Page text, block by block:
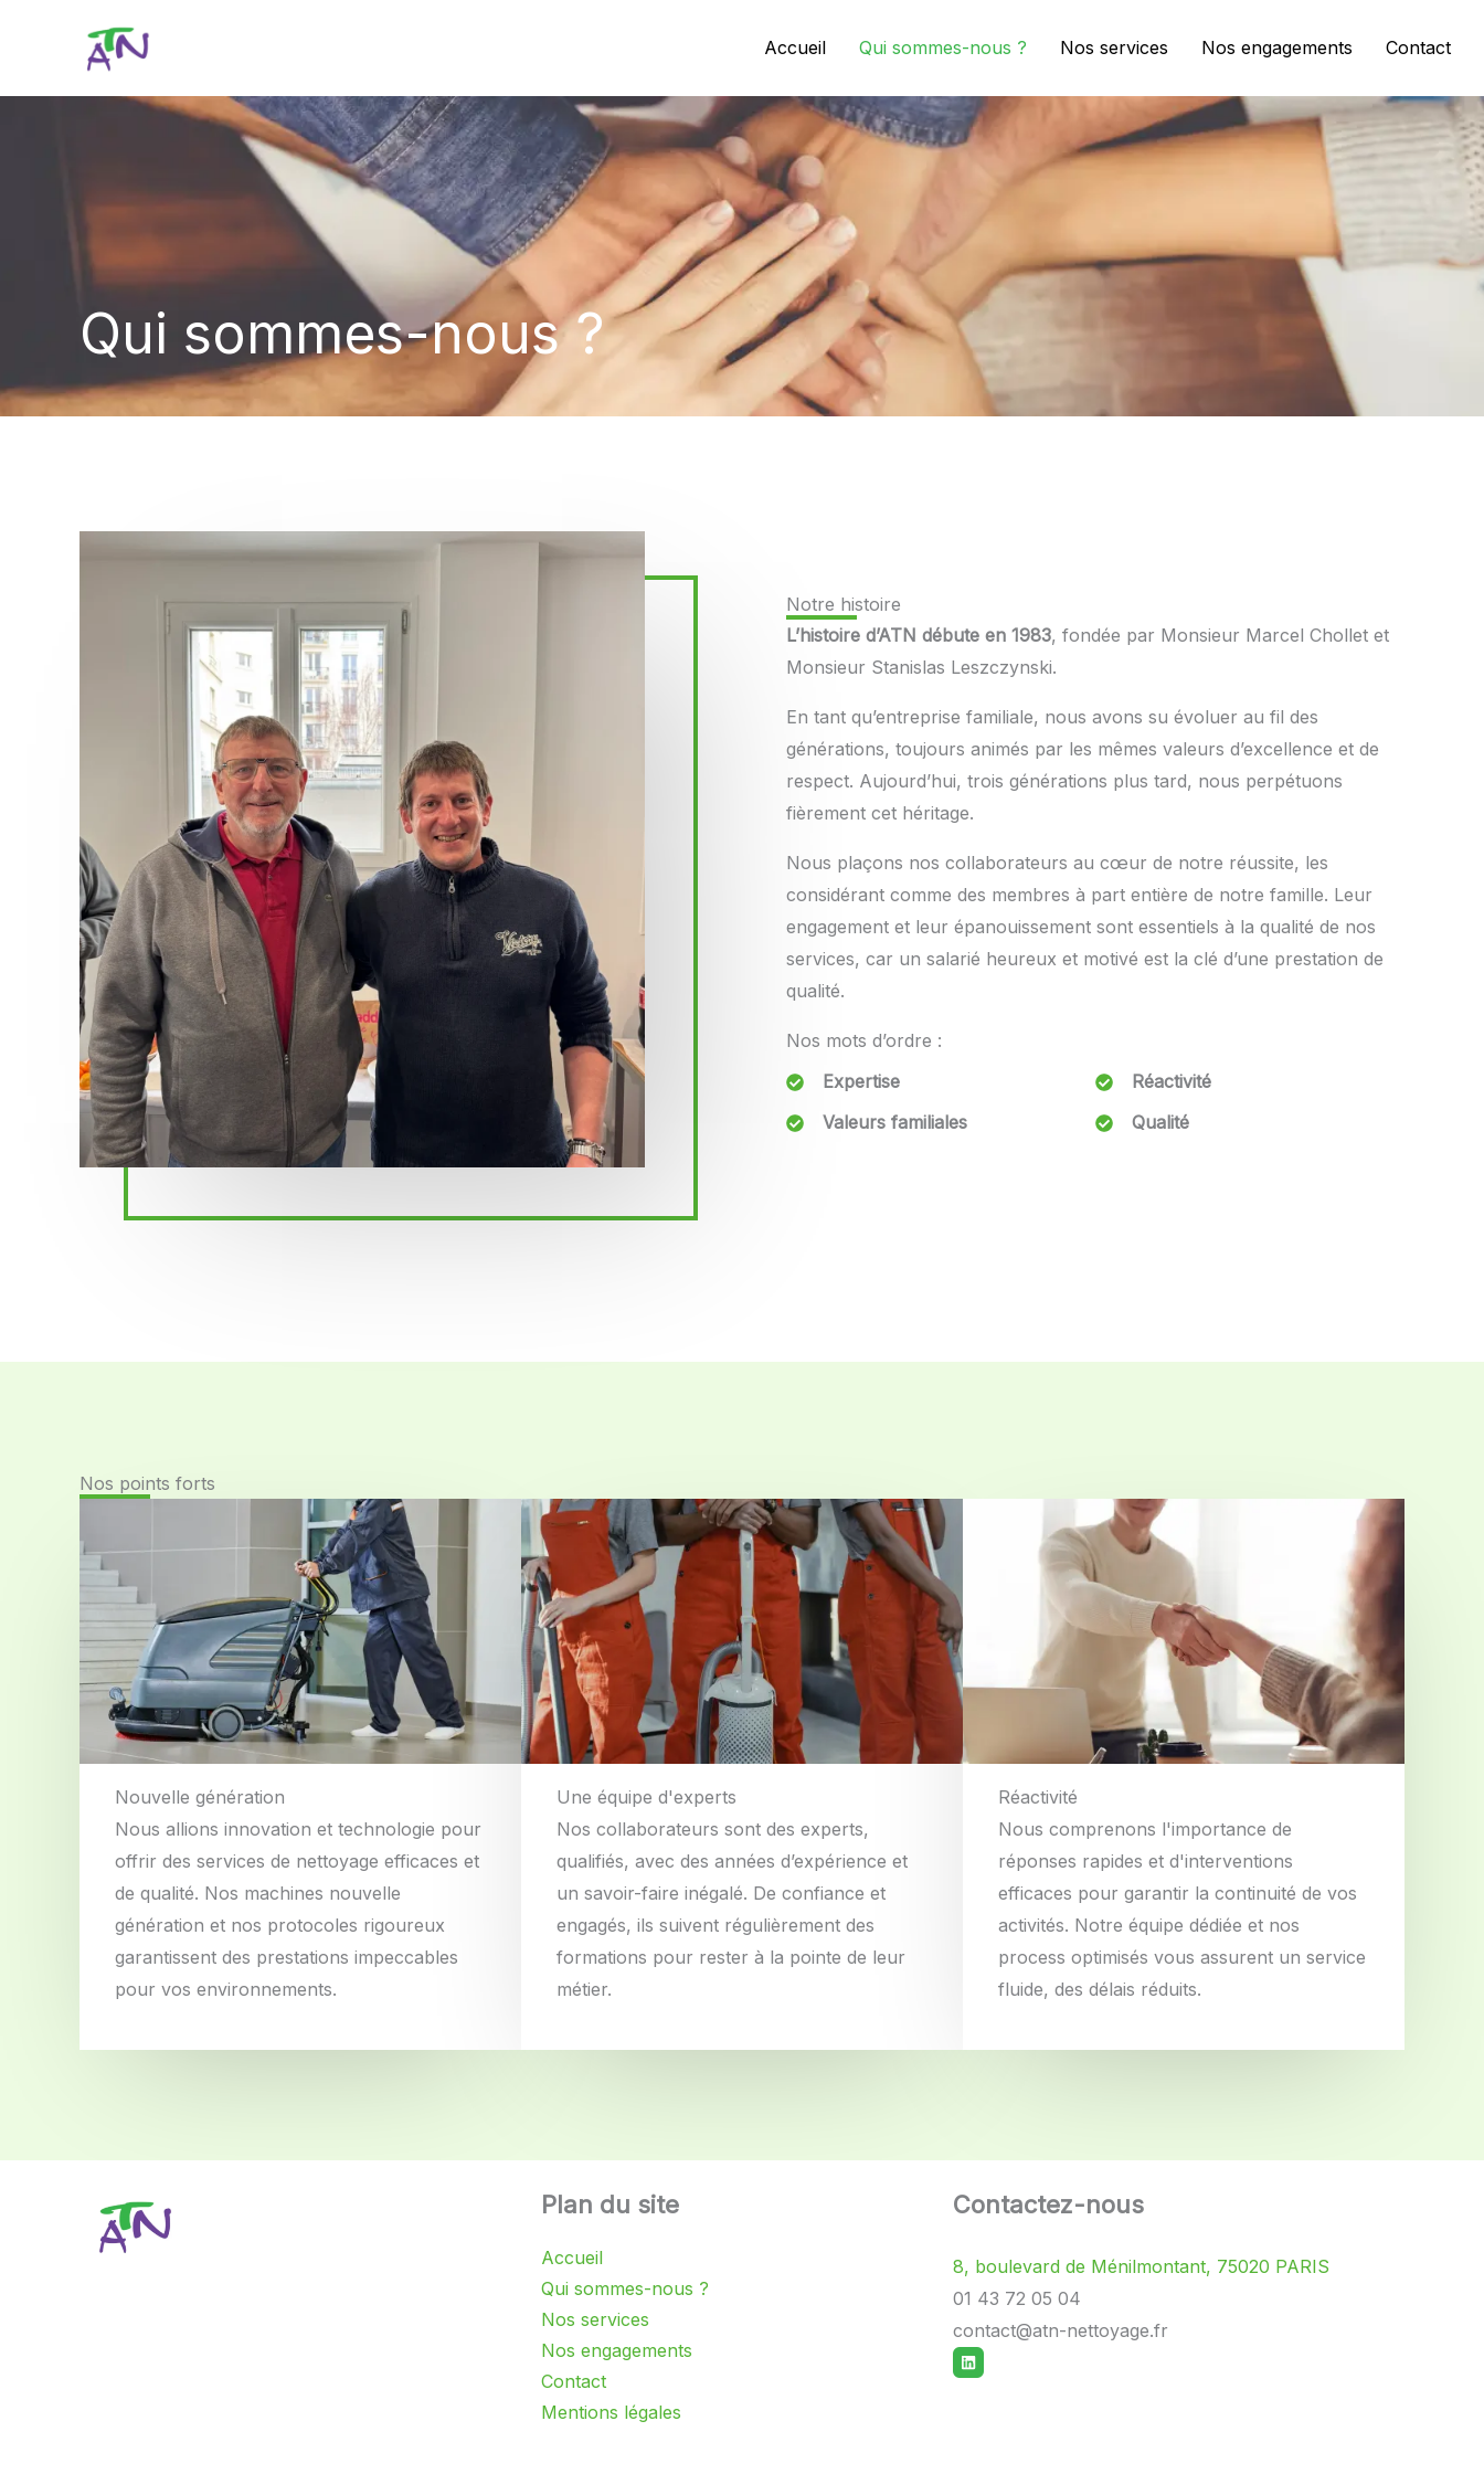
Accueil Qui sommes-nous ? Nos services Nos engagements Contact
Qui sommes-nous ?
Notre histoire
L’histoire d’ATN débute en 1983, fondée par Monsieur Marcel Chollet et
Monsieur Stanislas Leszczynski.
En tant qu’entreprise familiale, nous avons su évoluer au fil des
générations, toujours animés par les mêmes valeurs d’excellence et de
respect. Aujourd’hui, trois générations plus tard, nous perpétuons
fièrement cet héritage.
Nous plaçons nos collaborateurs au cœur de notre réussite, les
considérant comme des membres à part entière de notre famille. Leur
engagement et leur épanouissement sont essentiels à la qualité de nos
services, car un salarié heureux et motivé est la clé d’une prestation de
qualité.
Nos mots d’ordre :
Expertise
Valeurs familiales
Réactivité
Qualité
Nos points forts
Nouvelle génération
Nous allions innovation et technologie pour
offrir des services de nettoyage efficaces et
de qualité. Nos machines nouvelle
génération et nos protocoles rigoureux
garantissent des prestations impeccables
pour vos environnements.
Une équipe d'experts
Nos collaborateurs sont des experts,
qualifiés, avec des années d’expérience et
un savoir-faire inégalé. De confiance et
engagés, ils suivent régulièrement des
formations pour rester à la pointe de leur
métier.
Réactivité
Nous comprenons l'importance de
réponses rapides et d'interventions
efficaces pour garantir la continuité de vos
activités. Notre équipe dédiée et nos
process optimisés vous assurent un service
fluide, des délais réduits.
Plan du site
Accueil
Qui sommes-nous ?
Nos services
Nos engagements
Contact
Mentions légales
Contactez-nous
8, boulevard de Ménilmontant, 75020 PARIS
01 43 72 05 04
contact@atn-nettoyage.fr
Linkedin